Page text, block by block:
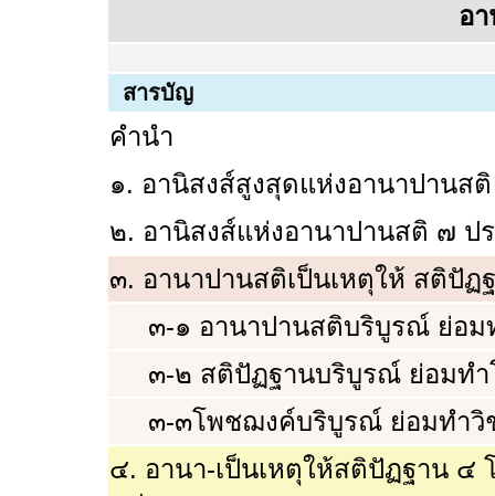
อ
สารบัญ
คำนำ
๑. อานิสงส์สูงสุดแห่งอานาปานส
๒. อานิสงส์แห่งอานาปานสติ ๗ ป
๓. อานาปานสติเป็นเหตุให้ สติปั
๓-๑ อานาปานสติบริบูรณ์ ย่อ
๓-๒ สติปัฏฐานบริบูรณ์ ย่อมท
๓-๓โพชฌงค์บริบูรณ์ ย่อมทำ
๔. อานา-เป็นเหตุให้สติปัฏฐาน